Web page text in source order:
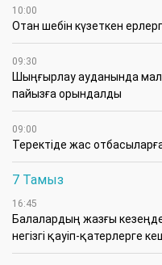
10:00
Отан шебін күзеткен
09:30
​Шыңғырлау ауданында
пайызға орындалды
09:00
​Теректіде жас
7 Тамыз
16:45
Балалардың жазғы
негізгі қауіп-қатерлерге